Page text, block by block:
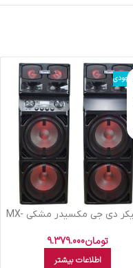
اسپيکر دي جي مکسيدر مشکي MX-
تومان9.379.000
اطلاعات بیشتر